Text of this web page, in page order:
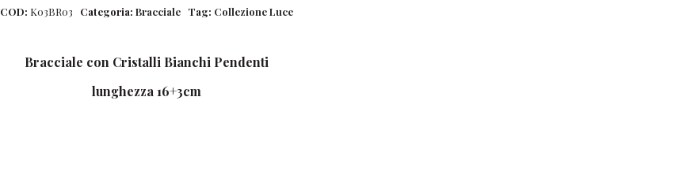
COD: K03BR03 Categoria: Bracciale Tag: Collezione Luce
Bracciale con Cristalli Bianchi Pendenti
lunghezza 16+3cm